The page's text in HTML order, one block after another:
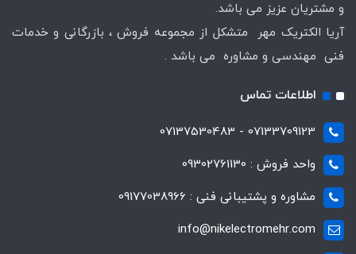
و مشتریان عزیز می باشد.
آریا الکتریک مهر متشکل از مجموعه فروش ، بازرگانی و خدمات
فنی مهندسی و مشاوره می باشد .
اطلاعات تماس
07133709123 - 07137530483
واحد فروش : 09302761130
مشاوره و پشتیبانی فنی : 09177038966
info@nikelectromehr.com